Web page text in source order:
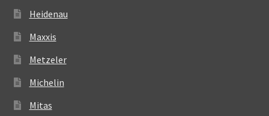
Heidenau
Maxxis
Metzeler
Michelin
Mitas